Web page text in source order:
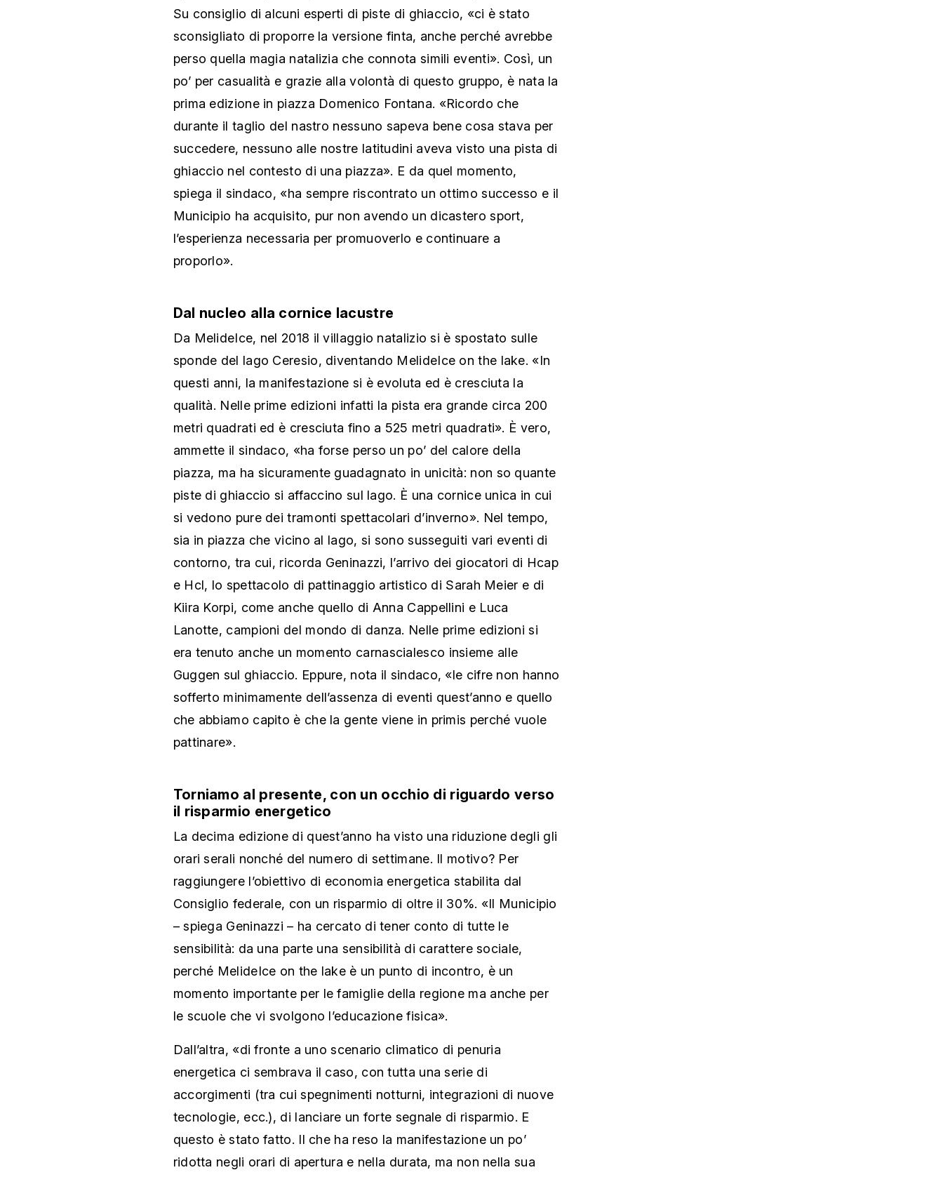
Su consiglio di alcuni esperti di piste di ghiaccio, «ci è stato
sconsigliato di proporre la versione finta, anche perché avrebbe
perso quella magia natalizia che connota simili eventi». Così, un
po’ per casualità e grazie alla volontà di questo gruppo, è nata la
prima edizione in piazza Domenico Fontana. «Ricordo che
durante il taglio del nastro nessuno sapeva bene cosa stava per
succedere, nessuno alle nostre latitudini aveva visto una pista di
ghiaccio nel contesto di una piazza». E da quel momento,
spiega il sindaco, «ha sempre riscontrato un ottimo successo e il
Municipio ha acquisito, pur non avendo un dicastero sport,
l’esperienza necessaria per promuoverlo e continuare a
proporlo».
Dal nucleo alla cornice lacustre
Da MelideIce, nel 2018 il villaggio natalizio si è spostato sulle
sponde del lago Ceresio, diventando MelideIce on the lake. «In
questi anni, la manifestazione si è evoluta ed è cresciuta la
qualità. Nelle prime edizioni infatti la pista era grande circa 200
metri quadrati ed è cresciuta fino a 525 metri quadrati». È vero,
ammette il sindaco, «ha forse perso un po’ del calore della
piazza, ma ha sicuramente guadagnato in unicità: non so quante
piste di ghiaccio si affaccino sul lago. È una cornice unica in cui
si vedono pure dei tramonti spettacolari d’inverno». Nel tempo,
sia in piazza che vicino al lago, si sono susseguiti vari eventi di
contorno, tra cui, ricorda Geninazzi, l’arrivo dei giocatori di Hcap
e Hcl, lo spettacolo di pattinaggio artistico di Sarah Meier e di
Kiira Korpi, come anche quello di Anna Cappellini e Luca
Lanotte, campioni del mondo di danza. Nelle prime edizioni si
era tenuto anche un momento carnascialesco insieme alle
Guggen sul ghiaccio. Eppure, nota il sindaco, «le cifre non hanno
sofferto minimamente dell’assenza di eventi quest’anno e quello
che abbiamo capito è che la gente viene in primis perché vuole
pattinare».
Torniamo al presente, con un occhio di riguardo verso
il risparmio energetico
La decima edizione di quest’anno ha visto una riduzione degli gli
orari serali nonché del numero di settimane. Il motivo? Per
raggiungere l’obiettivo di economia energetica stabilita dal
Consiglio federale, con un risparmio di oltre il 30%. «Il Municipio
– spiega Geninazzi – ha cercato di tener conto di tutte le
sensibilità: da una parte una sensibilità di carattere sociale,
perché MelideIce on the lake è un punto di incontro, è un
momento importante per le famiglie della regione ma anche per
le scuole che vi svolgono l’educazione fisica».
Dall’altra, «di fronte a uno scenario climatico di penuria
energetica ci sembrava il caso, con tutta una serie di
accorgimenti (tra cui spegnimenti notturni, integrazioni di nuove
tecnologie, ecc.), di lanciare un forte segnale di risparmio. E
questo è stato fatto. Il che ha reso la manifestazione un po’
ridotta negli orari di apertura e nella durata, ma non nella sua